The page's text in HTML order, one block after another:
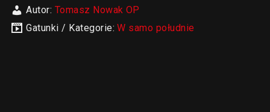
Autor: Tomasz Nowak OP
Gatunki / Kategorie:W samo południe